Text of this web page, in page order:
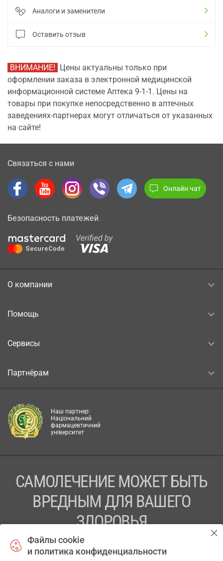
Аналоги и заменители
Оставить отзыв
ВНИМАНИЕ! Цены актуальны только при
оформлении заказа в электронной медицинской
информационной системе Аптека 9-1-1. Цены на
товары при покупке непосредственно в аптечных
заведениях-партнерах могут отличаться от указанных
на сайте!
Связаться с нами
Онлайн чат
Безопасность платежей
О компании
Помощь
Сервисы
Партнёрам
Наш партнер:
Національний
фармацевтичний
університет
САМОЛЕЧЕНИЕ МОЖЕТ БЫТЬ
ВРЕДНЫМ ДЛЯ ВАШЕГО
ЗДОРОВЬЯ
ПЕРЕД ПРИМЕНЕНИЕМ ПРЕПАРАТА
ПРОКОНСУЛЬТИРУЙТЕСЬ С ВРАЧОМ
Файлы cookie
и политика конфиденциальности